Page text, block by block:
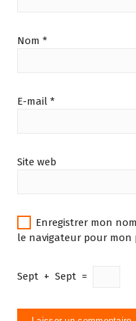
Nom *
E-mail *
Site web
Enregistrer mon
le navigateur pour mon
Sept + Sept =